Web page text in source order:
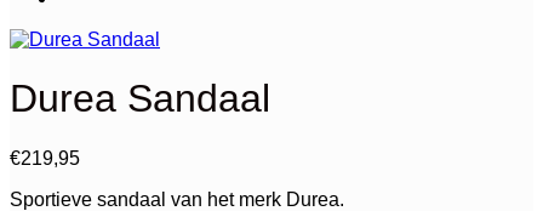
Durea Sandaal
€219,95
Sportieve sandaal van het merk Durea.